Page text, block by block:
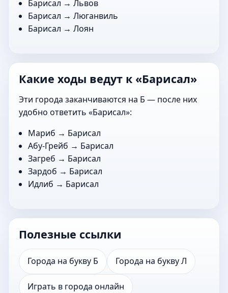
Барисал →Львов
Барисал →Люганвиль
Барисал →Лоян
Какие ходы ведут к «Барисал»
Эти города заканчиваются на Б — после них
удобно ответить «Барисал»:
Мариб → Барисал
Абу-Грейб → Барисал
Загреб → Барисал
Зардоб → Барисал
Идлиб → Барисал
Полезные ссылки
Города на букву Б Города на букву Л
Играть в города онлайн